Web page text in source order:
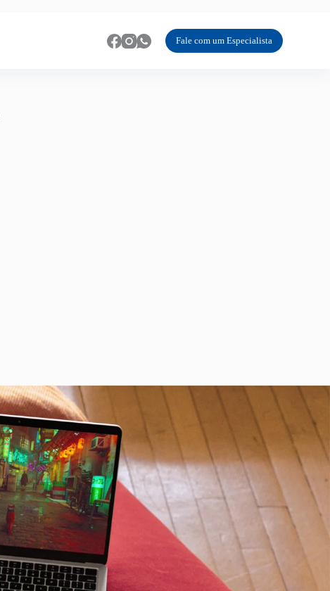
Fale com um Especialista